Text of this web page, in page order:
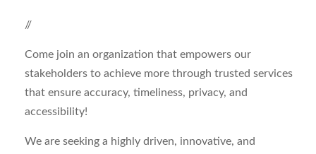
//
Come join an organization that empowers our
stakeholders to achieve more through trusted services
that ensure accuracy, timeliness, privacy, and
accessibility!
We are seeking a highly driven, innovative, and